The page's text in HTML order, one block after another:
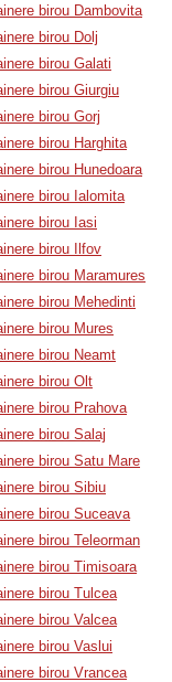
birou Dambovita
birou Dolj
birou Galati
birou Giurgiu
birou Gorj
birou Harghita
birou Hunedoara
birou Ialomita
birou Iasi
birou Ilfov
birou Maramures
birou Mehedinti
birou Mures
birou Neamt
birou Olt
birou Prahova
birou Salaj
birou Satu Mare
birou Sibiu
birou Suceava
birou Teleorman
birou Timisoara
birou Tulcea
birou Valcea
birou Vaslui
birou Vrancea